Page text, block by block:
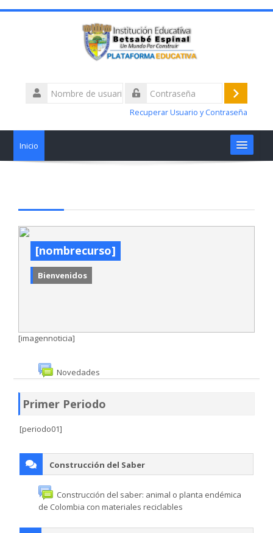
Nombre
de
Acceder
Recuperar Usuario y Contraseña
Inicio
Talleres alertas académicas
¿Tiene Dificultades?
Nosotros
WhatsApp Institucional
Estudiantes
[nombrecurso]
Bienvenidos
[imagennoticia]
Novedades
Primer Periodo
[periodo01]
Construcción del Saber
Construcción del saber: animal o planta endémica
de Colombia con materiales reciclables